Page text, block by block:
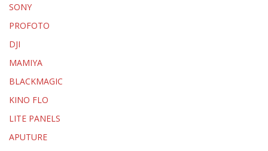
SONY
PROFOTO
DJI
MAMIYA
BLACKMAGIC
KINO FLO
LITE PANELS
APUTURE